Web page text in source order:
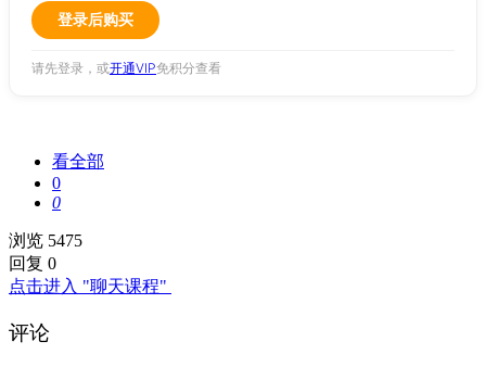
登录后购买
请先登录，或开通VIP免积分查看
看全部
0
0
浏览 5475
回复 0
点击进入 "聊天课程"
评论